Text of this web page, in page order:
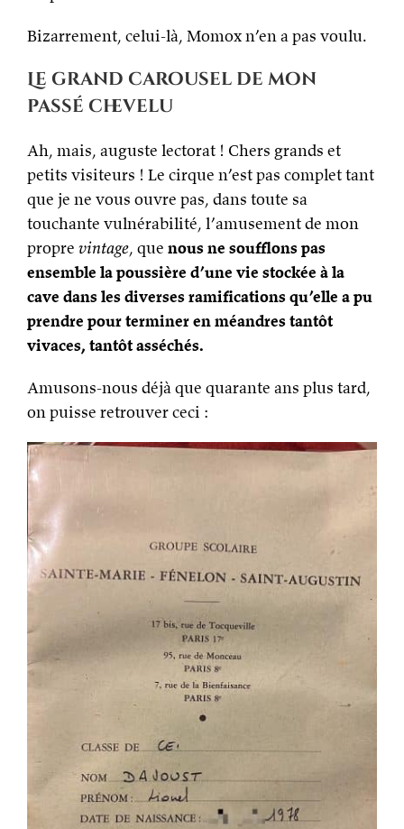
Bizarrement, celui-là, Momox n’en a pas voulu.
Le grand carousel de mon
passé chevelu
Ah, mais, auguste lectorat ! Chers grands et
petits visiteurs ! Le cirque n’est pas complet tant
que je ne vous ouvre pas, dans toute sa
touchante vulnérabilité, l’amusement de mon
propre vintage, que nous ne soufflons pas
ensemble la poussière d’une vie stockée à la
cave dans les diverses ramifications qu’elle a pu
prendre pour terminer en méandres tantôt
vivaces, tantôt asséchés.
Amusons-nous déjà que quarante ans plus tard,
on puisse retrouver ceci :